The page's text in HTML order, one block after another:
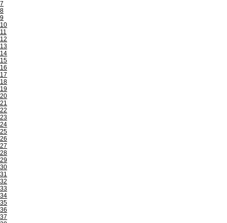
7
8
9
10
11
12
13
14
15
16
17
18
19
20
21
22
23
24
25
26
27
28
29
30
31
32
33
34
35
36
37